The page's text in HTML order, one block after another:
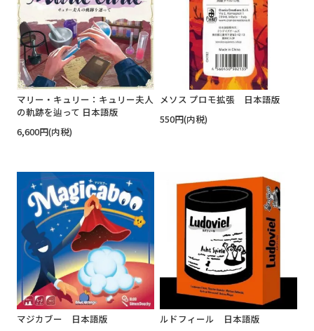
マリー・キュリー：キュリー夫人
の軌跡を辿って 日本語版
6,600円(内税)
メソス プロモ拡張 日本語版
550円(内税)
マジカブー 日本語版
ルドフィール 日本語版